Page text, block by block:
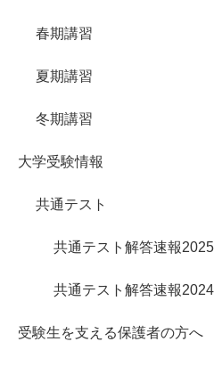
春期講習
夏期講習
冬期講習
大学受験情報
共通テスト
共通テスト解答速報2025
共通テスト解答速報2024
受験生を支える保護者の方へ